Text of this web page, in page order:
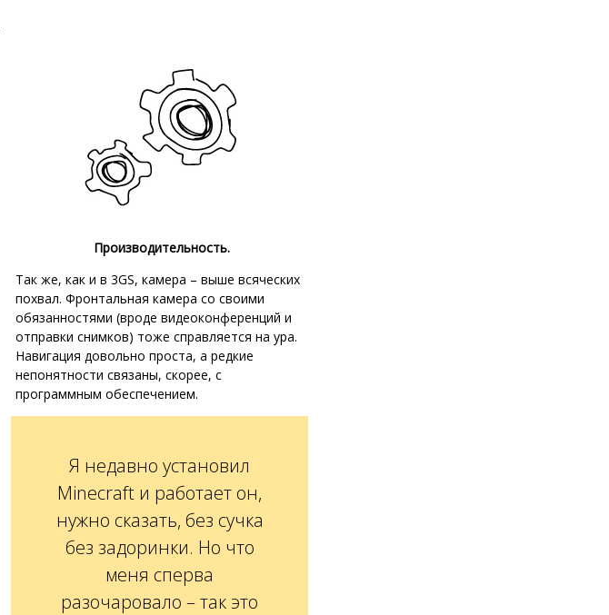
Производительность.
Так же, как и в 3GS, камера – выше всяческих
похвал. Фронтальная камера со своими
обязанностями (вроде видеоконференций и
отправки снимков) тоже справляется на ура.
Навигация довольно проста, а редкие
непонятности связаны, скорее, с
программным обеспечением.
Я недавно установил
Minecraft и работает он,
нужно сказать, без сучка
без задоринки. Но что
меня сперва
разочаровало – так это